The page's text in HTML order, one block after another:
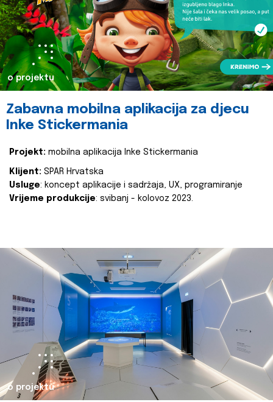
o projektu
Zabavna mobilna aplikacija za djecu
Inke Stickermania
Projekt: mobilna aplikacija Inke Stickermania
Klijent: SPAR Hrvatska
Usluge: koncept aplikacije i sadržaja, UX, programiranje
Vrijeme produkcije: svibanj - kolovoz 2023.
o projektu